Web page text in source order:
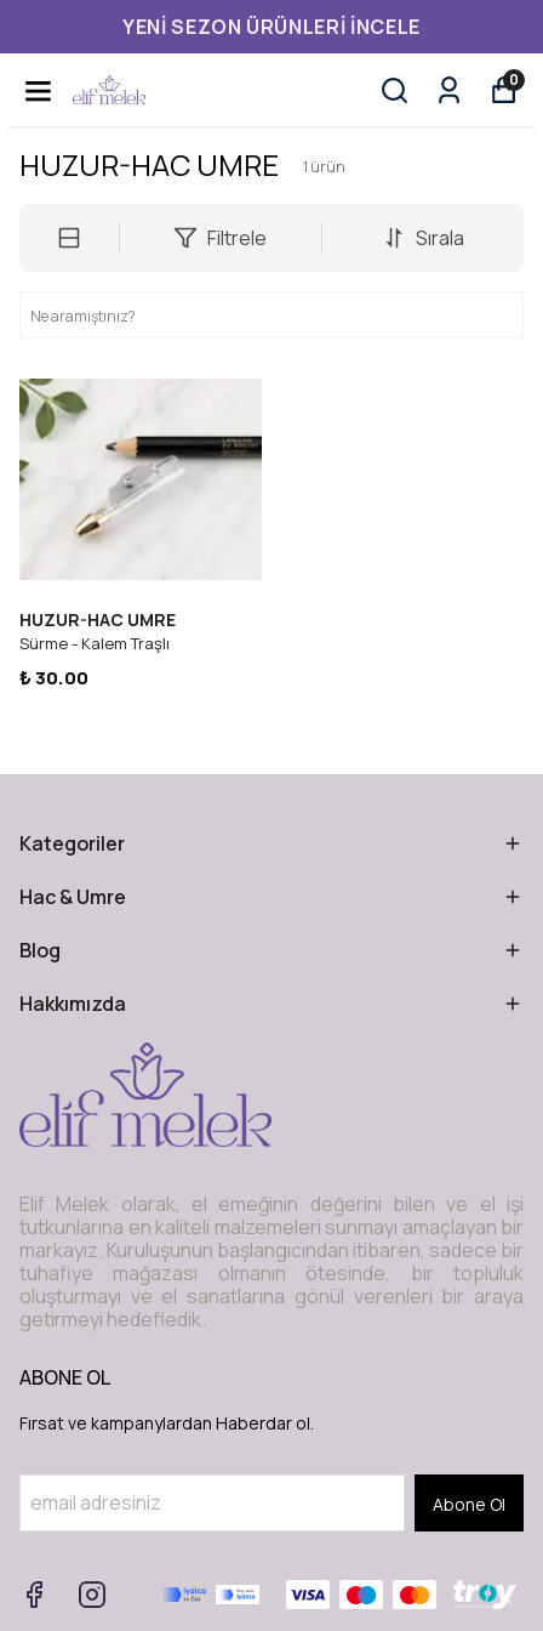
YENI SEZON ÜRÜNLERI İNCELE
0
HUZUR-HAC UMRE 1 ürün
Filtrele Sırala
HUZUR-HAC UMRE
Sürme - Kalem Traşlı
₺ 30.00
Kategoriler
Hac & Umre
Blog
Hakkımızda
Elif Melek olarak, el emeğinin değerini bilen ve el işi
tutkunlarına en kaliteli malzemeleri sunmayı amaçlayan bir
markayız. Kuruluşunun başlangıcından itibaren, sadece bir
tuhafiye mağazası olmanın ötesinde, bir topluluk
oluşturmayı ve el sanatlarına gönül verenleri bir araya
getirmeyi hedefledik.
ABONE OL
Fırsat ve kampanylardan Haberdar ol.
Abone Ol